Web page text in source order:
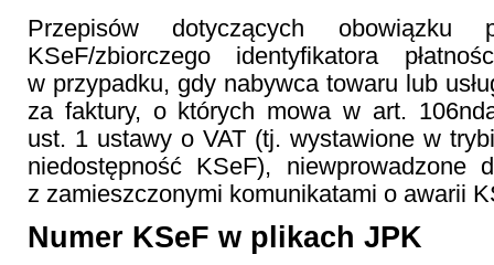
Przepisów dotyczących obowiązku
KSeF/zbiorczego identyfikatora
w przypadku, gdy nabywca towaru lub
za faktury, o których mowa w art.
ust. 1 ustawy o VAT (tj. wystawione w
niedostępność KSeF), niewprowadzone
z zamieszczonymi komunikatami o awarii
Numer KSeF w plikach JPK